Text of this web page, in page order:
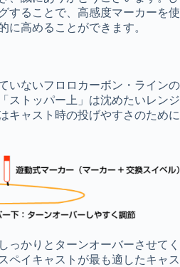
することで、高感度マーカーを使
に高めることができます。
いないフロロカーボン・ラインの
ストッパー上」は沈めたいレンジ
キャスト時の投げやすさのために
っかりとターンオーバーさせてく
ペイキャストが最も適したキャス